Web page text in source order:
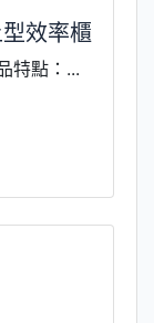
效率櫃
特點：...